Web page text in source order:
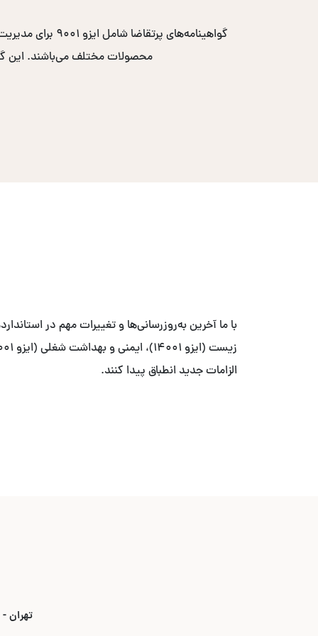
محصولات مختلف می‌باشند. این
الزامات جدید انطباق پیدا کنند.
تهران - بلوار ۳۵ متری قیطریه - نبش خیابان